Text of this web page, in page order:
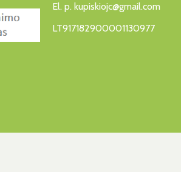
El. p. kupiskiojc@gmail.com
LT917182900001130977